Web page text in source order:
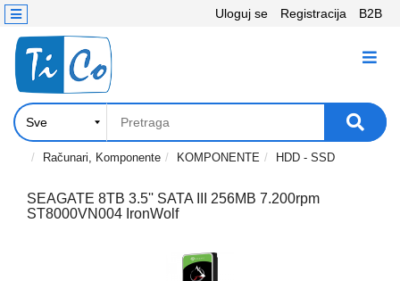
Uloguj se Registracija B2B
KATEGORIJE
Računari,
Komponente
Laptop
tablet
Kontakt
Računari, Komponente KOMPONENTE HDD - SSD
SEAGATE 8TB 3.5'' SATA III 256MB 7.200rpm
ST8000VN004 IronWolf